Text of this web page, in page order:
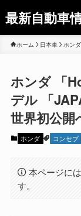
最新自動車
ホーム 日本車 ホンダ
ホンダ 「
デル 「
世界初公開
ホンダ コンセプ
本ページに
す。